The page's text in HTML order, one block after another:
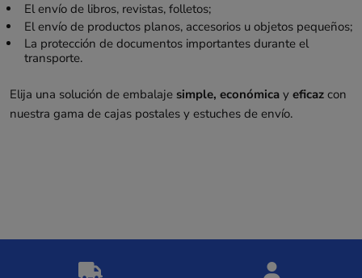
El envío de libros, revistas, folletos;
El envío de productos planos, accesorios u objetos pequeños;
La protección de documentos importantes durante el
transporte.
Elija una solución de embalaje simple, económica y eficaz con
nuestra gama de cajas postales y estuches de envío.